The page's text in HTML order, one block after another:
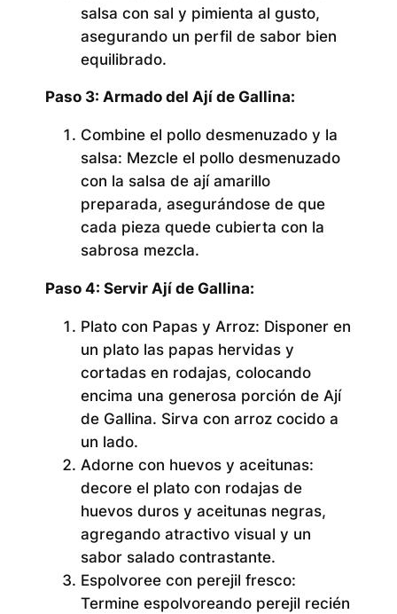
salsa con sal y pimienta al gusto,
asegurando un perfil de sabor bien
equilibrado.
Paso 3: Armado del Ají de Gallina:
Combine el pollo desmenuzado y la
salsa: Mezcle el pollo desmenuzado
con la salsa de ají amarillo
preparada, asegurándose de que
cada pieza quede cubierta con la
sabrosa mezcla.
Paso 4: Servir Ají de Gallina:
Plato con Papas y Arroz: Disponer en
un plato las papas hervidas y
cortadas en rodajas, colocando
encima una generosa porción de Ají
de Gallina. Sirva con arroz cocido a
un lado.
Adorne con huevos y aceitunas:
decore el plato con rodajas de
huevos duros y aceitunas negras,
agregando atractivo visual y un
sabor salado contrastante.
Espolvoree con perejil fresco:
Termine espolvoreando perejil recién